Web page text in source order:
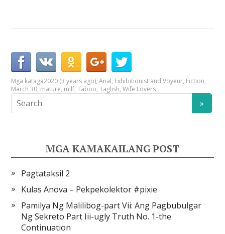
Mga kataga2020 (3 years ago),Anal, Exhibitionist and Voyeur, Fiction,
March 30, mature, milf,Taboo,Taglish,Wife Lovers
MGA KAMAKAILANG POST
Pagtataksil 2
Kulas Anova – Pekpekolektor #pixie
Pamilya Ng Malilibog-part Vii: Ang Pagbubulgar
Ng Sekreto Part Iii-ugly Truth No. 1-the
Continuation